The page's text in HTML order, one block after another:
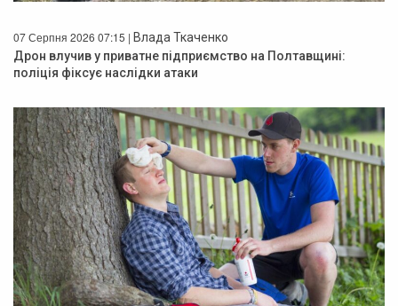
07 Серпня 2026 07:15 | Влада Ткаченко
Дрон влучив у приватне підприємство на Полтавщині:
поліція фіксує наслідки атаки